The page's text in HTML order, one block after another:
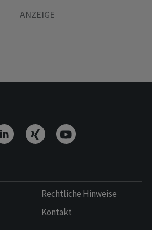
Rechtliche Hinweise
Kontakt